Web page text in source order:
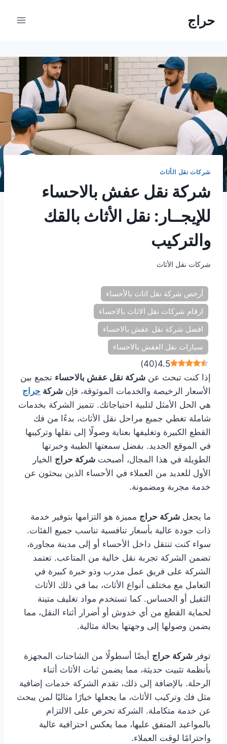
حراج
شركات نقل الأثاث
شركة نقل عفش بالاحساء
للإيجــار: نقل الأثاث بالقك
والتركيب
شركات نقل الأثاث
أرخص شركة نقل اثاث بالأحساء
ارقام شركات نقل الاثاث بالاحساء
افضل شركة نقل عفش بالاحساء
سيارات نقل العفش بالاحساء
4.5
(
40
)
إذا كنت تبحث عن شركة نقل عفش بالاحساء تجمع بين
الأسعار الرخيصة والخدمات الموثوقة، فإن شركة حراج
هي الحل الأمثل لتلبية احتياجاتك. تتميز الشركة بخدمات
شاملة تغطي جميع مراحل نقل الأثاث، بدءًا من فك
القطع الكبيرة وتغليفها بعناية وصولًا إلى نقلها وتركيبها
في الموقع الجديد. بفضل سمعتها الطيبة وخبرتها
الطويلة في هذا المجال، أصبحت شركة حراج الخيار
الأول للعديد من العملاء في الأحساء الذين يبحثون عن
خدمة مجربة ومضمونة.
ما يجعل شركة حراج مميزة هو التزامها بتوفير خدمة
ذات جودة عالية بأسعار تنافسية تناسب جميع الفئات.
سواء كنت تنتقل داخل الأحساء أو إلى مدينة مجاورة،
تضمن الشركة تجربة نقل خالية من المتاعب. تعتمد
الشركة على فريق عمل مدرب وذو خبرة كبيرة في
التعامل مع مختلف أنواع الأثاث، بما في ذلك الأثاث
الثقيل أو الحساس. كما تستخدم مواد تغليف متينة
لحماية القطع من أي خدوش أو أضرار أثناء النقل، مما
يضمن وصولها إلى وجهتها بحالة مثالية.
توفر شركة حراج أيضًا أسطولًا من الشاحنات المجهزة
بأنظمة تثبيت حديثة، مما يضمن ثبات الأثاث أثناء
الرحلة. بالإضافة إلى ذلك، تقدم الشركة خدمات إضافية
مثل فك وتركيب الأثاث، ما يجعلها خيارًا مثاليًا لمن يبحث
عن خدمة متكاملة. الشركة تحرص على الالتزام
بالمواعيد المتفق عليها، مما يعكس احترافية عالية
واحترامًا لوقت العملاء.